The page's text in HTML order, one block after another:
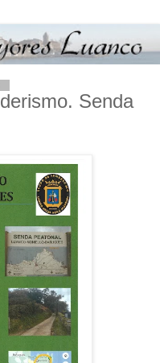
Senda